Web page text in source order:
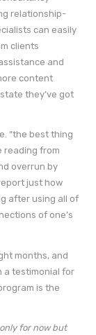
relationship-
can easily
clients
and
content
they’ve got
“the best thing
reading from
overrun by
just how
after using all of
of one’s
months, and
a testimonial for
is the
for now but